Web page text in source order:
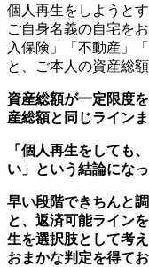
個人再生をしようと
ご自身名義の自宅を
入保険」「不動産」
と、ご本人の資産総
資産総額が一定限度
産総額と同じライン
「個人再生をしても
い」という結論にな
早い段階できちんと
と、返済可能ライン
生を選択肢として考
おまかな判定を得てお